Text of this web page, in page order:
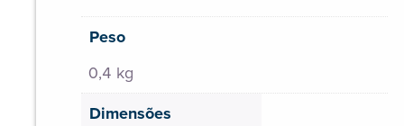
Peso
0,4 kg
Dimensões